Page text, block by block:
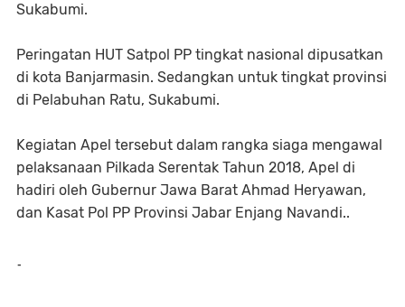
Sukabumi.
Peringatan HUT Satpol PP tingkat nasional dipusatkan
di kota Banjarmasin. Sedangkan untuk tingkat provinsi
di Pelabuhan Ratu, Sukabumi.
Kegiatan Apel tersebut dalam rangka siaga mengawal
pelaksanaan Pilkada Serentak Tahun 2018, Apel di
hadiri oleh Gubernur Jawa Barat Ahmad Heryawan,
dan Kasat Pol PP Provinsi Jabar Enjang Navandi..
-